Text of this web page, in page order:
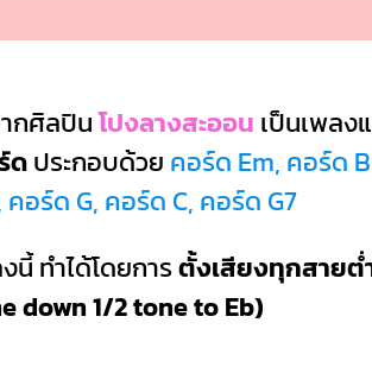
กศิลปินโปงลางสะออน เป็นเพลง
ดประกอบด้วย คอร์ด Em, คอร์ด
คอร์ด G, คอร์ด C, คอร์ด G7
นี้ ทำได้โดยการตั้งเสียงทุกสายต่
down 1/2 tone to Eb)